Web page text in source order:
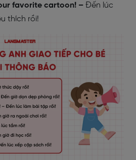
favorite cartoon! – Đến lúc
thích rồi!